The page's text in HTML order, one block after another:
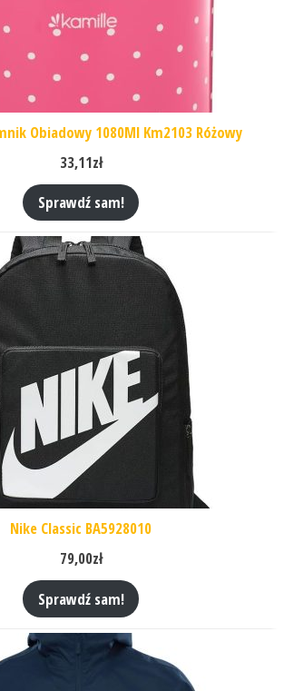
Obiadowy 1080Ml Km2103 Różowy
33,11zł
Sprawdź sam!
Nike Classic BA5928010
79,00zł
Sprawdź sam!